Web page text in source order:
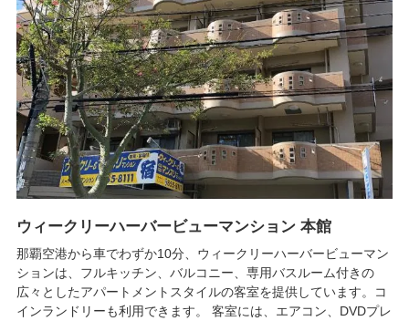
ウィークリーハーバービューマンション 本館
那覇空港から車でわずか10分、ウィークリーハーバービューマン
ションは、フルキッチン、バルコニー、専用バスルーム付きの
広々としたアパートメントスタイルの客室を提供しています。コ
インランドリーも利用できます。 客室には、エアコン、DVDプレ